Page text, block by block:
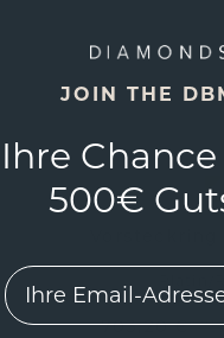
703,20 €
JOIN THE
Ihre
500€
EMail